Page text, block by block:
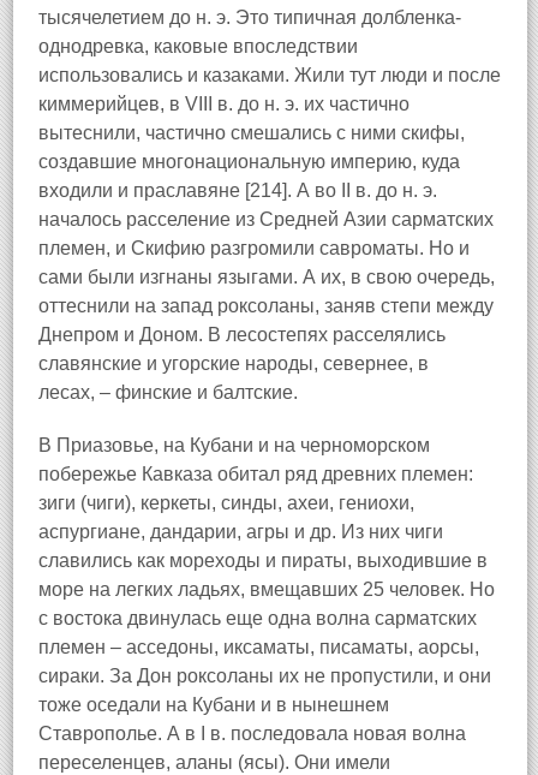
тысячелетием до н. э. Это типичная долбленка-
однодревка, каковые впоследствии
использовались и казаками. Жили тут люди и после
киммерийцев, в VIII в. до н. э. их частично
вытеснили, частично смешались с ними скифы,
создавшие многонациональную империю, куда
входили и праславяне [214]. А во II в. до н. э.
началось расселение из Средней Азии сарматских
племен, и Скифию разгромили савроматы. Но и
сами были изгнаны языгами. А их, в свою очередь,
оттеснили на запад роксоланы, заняв степи между
Днепром и Доном. В лесостепях расселялись
славянские и угорские народы, севернее, в
лесах, – финские и балтские.
В Приазовье, на Кубани и на черноморском
побережье Кавказа обитал ряд древних племен:
зиги (чиги), керкеты, синды, ахеи, гениохи,
аспургиане, дандарии, агры и др. Из них чиги
славились как мореходы и пираты, выходившие в
море на легких ладьях, вмещавших 25 человек. Но
с востока двинулась еще одна волна сарматских
племен – асседоны, иксаматы, писаматы, аорсы,
сираки. За Дон роксоланы их не пропустили, и они
тоже оседали на Кубани и в нынешнем
Ставрополье. А в I в. последовала новая волна
переселенцев, аланы (ясы). Они имели